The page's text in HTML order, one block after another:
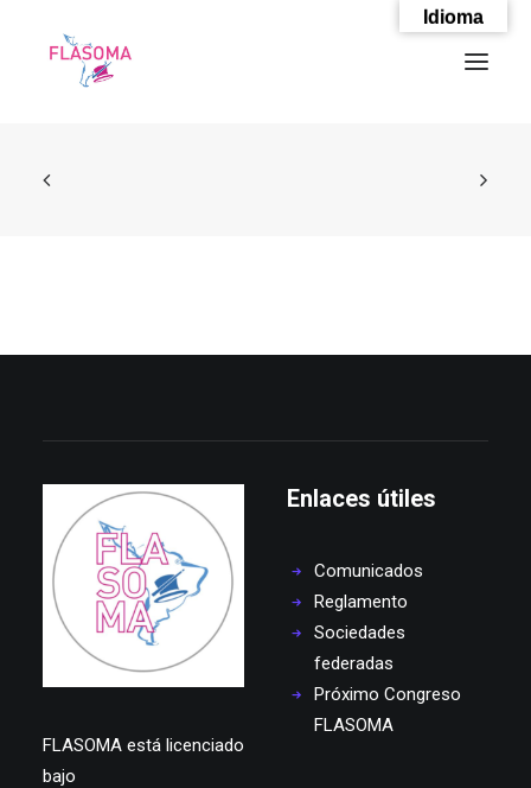
SEARCH
FLASOMA está licenciado
bajo
Enlaces útiles
Comunicados
Reglamento
Sociedades
federadas
Próximo Congreso
FLASOMA
Idioma